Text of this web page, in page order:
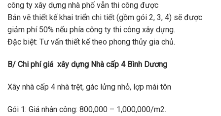
công ty xây dựng nhà phố vẫn thi công được
Bản vẽ thiết kế khai triển chi tiết (gồm gói 2, 3, 4) sẽ được
giảm phí 50% nếu phía công ty thi công xây dựng.
Đặc biệt: Tư vấn thiết kế theo phong thủy gia chủ.
B/ Chi phí giá xây dựng Nhà cấp 4 Bình Dương
Xây nhà cấp 4 nhà trệt, gác lửng nhỏ, lợp mái tôn
Gói 1: Giá nhân công: 800,000 – 1,000,000/m2.